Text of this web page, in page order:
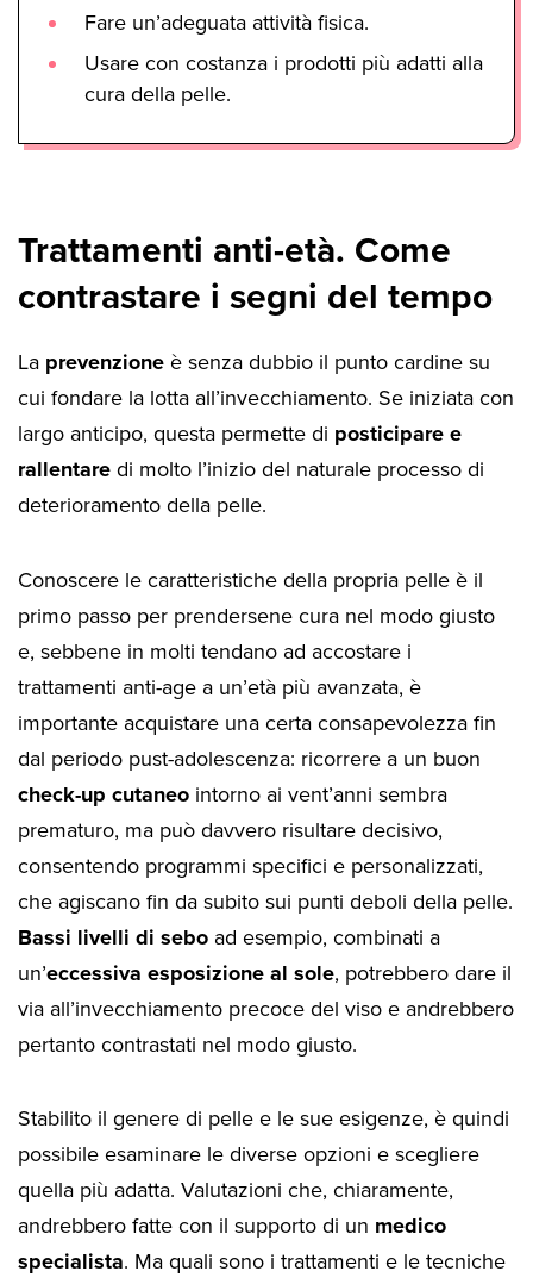
Fare un’adeguata attività fisica.
Usare con costanza i prodotti più adatti alla
cura della pelle.
Trattamenti anti-età. Come
contrastare i segni del tempo
La prevenzioneè senza dubbio il punto cardine su
cui fondare la lotta all’invecchiamento. Se iniziata con
largo anticipo, questa permette di posticipare e
rallentaredi molto l’inizio del naturale processo di
deterioramento della pelle.
Conoscere le caratteristiche della propria pelle è il
primo passo per prendersene cura nel modo giusto
e, sebbene in molti tendano ad accostare i
trattamenti anti-age a un’età più avanzata, è
importante acquistare una certa consapevolezza fin
dal periodo pust-adolescenza: ricorrere a un buon
check-up cutaneo intorno ai vent’anni sembra
prematuro, ma può davvero risultare decisivo,
consentendo programmi specifici e personalizzati,
che agiscano fin da subito sui punti deboli della pelle.
Bassi livelli di sebo ad esempio, combinati a
un’eccessiva esposizione al sole, potrebbero dare il
via all’invecchiamento precoce del viso e andrebbero
pertanto contrastati nel modo giusto.
Stabilito il genere di pelle e le sue esigenze, è quindi
possibile esaminare le diverse opzioni e scegliere
quella più adatta. Valutazioni che, chiaramente,
andrebbero fatte con il supporto di un medico
specialista. Ma quali sono i trattamenti e le tecniche